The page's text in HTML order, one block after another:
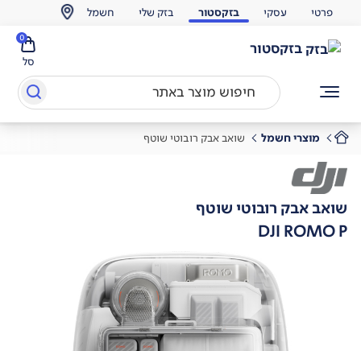
פרטי עסקי בזקסטור בזק שלי חשמל
בזקסטור
סל
0
מוצרי חשמל שואב אבק רובוטי שוטף
שואב אבק רובוטי שוטף
DJI ROMO P